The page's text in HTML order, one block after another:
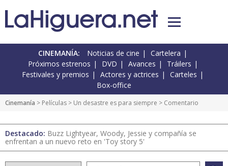
CINEMANÍA: Noticias de cine
Cartelera
Próximos estrenos
DVD Avances
Tráilers
Festivales y premios
Actores y actrices
Carteles
Box-office
Cinemanía > Películas > Un desastre es para siempre > Comentario
Destacado: Buzz Lightyear, Woody, Jessie y compañía se
enfrentan a un nuevo reto en 'Toy story 5'